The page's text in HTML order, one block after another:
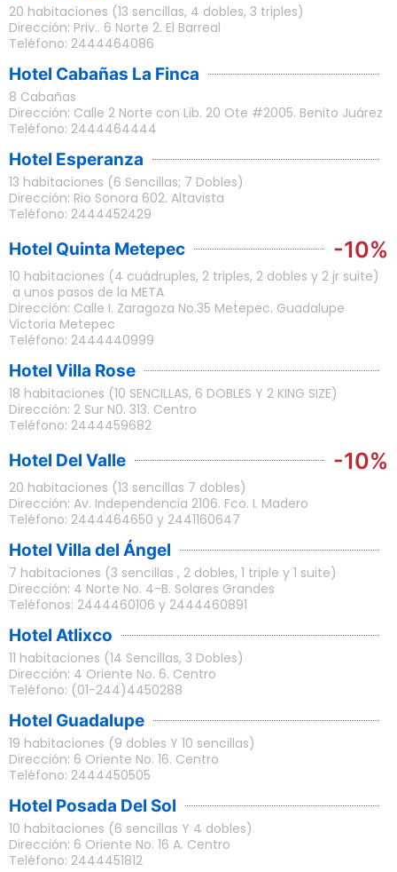
20 habitaciones (13 sencillas, 4 dobles, 3 triples)
Dirección: Priv.. 6 Norte 2. El Barreal
Teléfono: 2444464086
Hotel Cabañas La Finca
8 Cabañas
Dirección: Calle 2 Norte con Lib. 20 Ote #2005. Benito Juárez
Teléfono: 2444464444
Hotel Esperanza
13 habitaciones (6 Sencillas; 7 Dobles)
Dirección: Rio Sonora 602. Altavista
Teléfono: 2444452429
Hotel Quinta Metepec -10%
10 habitaciones (4 cuádruples, 2 triples, 2 dobles y 2 jr suite)
a unos pasos de la META
Dirección: Calle I. Zaragoza No.35 Metepec. Guadalupe
Victoria Metepec
Teléfono: 2444440999
Hotel Villa Rose
18 habitaciones (10 SENCILLAS, 6 DOBLES Y 2 KING SIZE)
Dirección: 2 Sur N0. 313. Centro
Teléfono: 2444459682
Hotel Del Valle -10%
20 habitaciones (13 sencillas 7 dobles)
Dirección: Av. Independencia 2106. Fco. I. Madero
Teléfono: 2444464650 y 2441160647
Hotel Villa del Ángel
7 habitaciones (3 sencillas , 2 dobles, 1 triple y 1 suite)
Dirección: 4 Norte No. 4-B. Solares Grandes
Teléfonos: 2444460106 y 2444460891
Hotel Atlixco
11 habitaciones (14 Sencillas, 3 Dobles)
Dirección: 4 Oriente No. 6. Centro
Teléfono: (01-244)4450288
Hotel Guadalupe
19 habitaciones (9 dobles Y 10 sencillas)
Dirección: 6 Oriente No. 16. Centro
Teléfono: 2444450505
Hotel Posada Del Sol
10 habitaciones (6 sencillas Y 4 dobles)
Dirección: 6 Oriente No. 16 A. Centro
Teléfono: 2444451812